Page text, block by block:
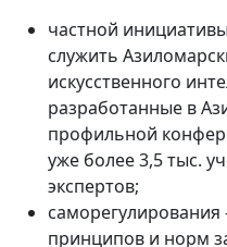
частной
служить
искусственного
разработанные в
профильной
уже более 3,5 тыс.
экспертов;
саморегулирования
принципов и норм